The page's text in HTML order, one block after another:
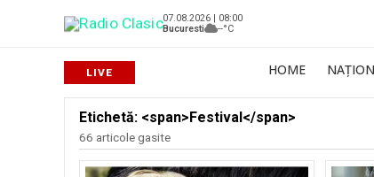
07.08.2026 | 08:00
Bucuresti
--°C
HOME
Etichetă: <span>Festival</span>
66 articole gasite